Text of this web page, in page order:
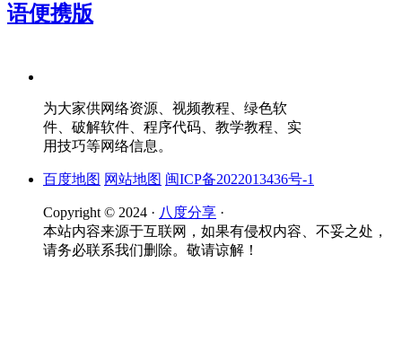
语便携版
为大家供网络资源、视频教程、绿色软
件、破解软件、程序代码、教学教程、实
用技巧等网络信息。
百度地图 网站地图 闽ICP备2022013436号-1
Copyright © 2024 · 八度分享 ·
本站内容来源于互联网，如果有侵权内容、不妥之处，
请务必联系我们删除。敬请谅解！